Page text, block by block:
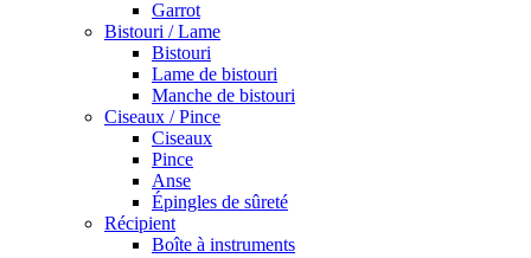
Garrot
Bistouri / Lame
Bistouri
Lame de bistouri
Manche de bistouri
Ciseaux / Pince
Ciseaux
Pince
Anse
Épingles de sûreté
Récipient
Boîte à instruments